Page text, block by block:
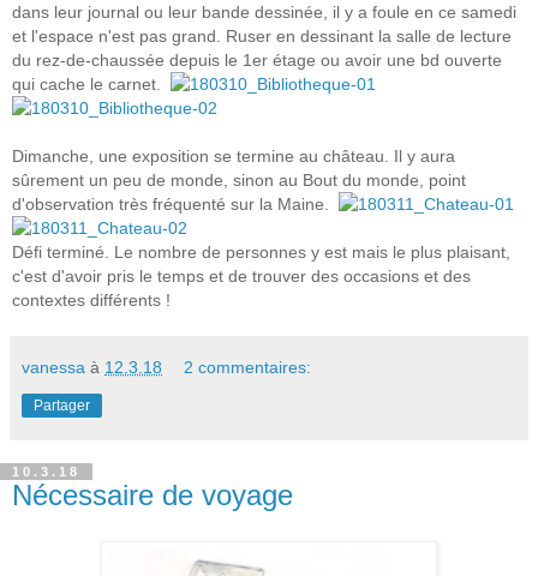
dans leur journal ou leur bande dessinée, il y a foule en ce samedi
et l'espace n'est pas grand. Ruser en dessinant la salle de lecture
du rez-de-chaussée depuis le 1er étage ou avoir une bd ouverte
qui cache le carnet.
Dimanche, une exposition se termine au château. Il y aura
sûrement un peu de monde, sinon au Bout du monde, point
d'observation très fréquenté sur la Maine.
Défi terminé. Le nombre de personnes y est mais le plus plaisant,
c'est d'avoir pris le temps et de trouver des occasions et des
contextes différents !
vanessa à 12.3.18 2 commentaires:
Partager
10.3.18
Nécessaire de voyage